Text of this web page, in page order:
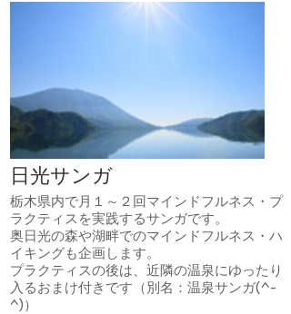
日光サンガ
栃木県内で月１～２回マインドフルネス・プ
ラクティスを実践するサンガです。
奥日光の森や湖畔でのマインドフルネス・ハ
イキングも企画します。
プラクティスの後は、近隣の温泉にゆったり
入るおまけ付きです（別名：温泉サンガ(^-
^)）